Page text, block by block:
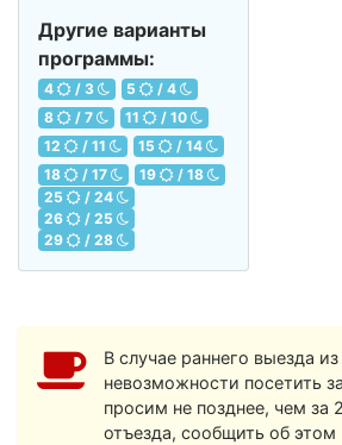
Другие варианты
программы:
4 / 3 5
/ 4
8
/ 7 11
/ 10
12
/ 11 15
/ 14
18
/ 17 19
/ 18
25
/ 24
26
/ 25
29
/ 28
В случае раннего выезда из
невозможности посетить
просим не позднее, чем за
отъезда, сообщить об этом